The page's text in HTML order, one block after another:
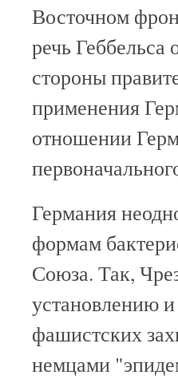
Восточном
речь
стороны
применения
отношении
Германия
формам
Союза. Так,
установлению
фашистских
немцами